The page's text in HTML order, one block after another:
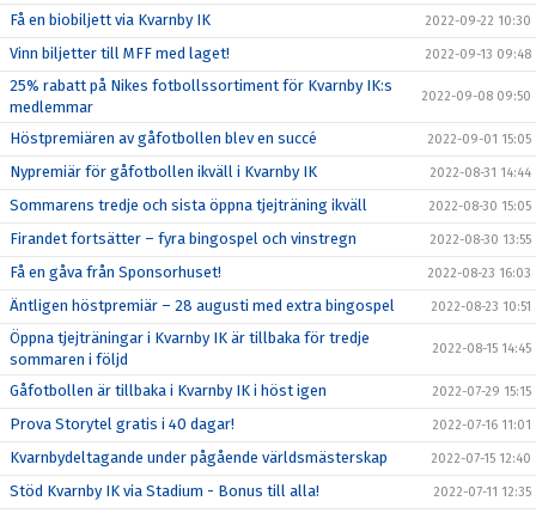
Få en biobiljett via Kvarnby IK 2022-09-22 10:30
Vinn biljetter till MFF med laget! 2022-09-13 09:48
25% rabatt på Nikes fotbollssortiment för Kvarnby IK:s
medlemmar
2022-09-08 09:50
Höstpremiären av gåfotbollen blev en succé 2022-09-01 15:05
Nypremiär för gåfotbollen ikväll i Kvarnby IK 2022-08-31 14:44
Sommarens tredje och sista öppna tjejträning ikväll 2022-08-30 15:05
Firandet fortsätter – fyra bingospel och vinstregn 2022-08-30 13:55
Få en gåva från Sponsorhuset! 2022-08-23 16:03
Äntligen höstpremiär – 28 augusti med extra bingospel 2022-08-23 10:51
Öppna tjejträningar i Kvarnby IK är tillbaka för tredje
sommaren i följd
2022-08-15 14:45
Gåfotbollen är tillbaka i Kvarnby IK i höst igen 2022-07-29 15:15
Prova Storytel gratis i 40 dagar! 2022-07-16 11:01
Kvarnbydeltagande under pågående världsmästerskap 2022-07-15 12:40
Stöd Kvarnby IK via Stadium - Bonus till alla! 2022-07-11 12:35